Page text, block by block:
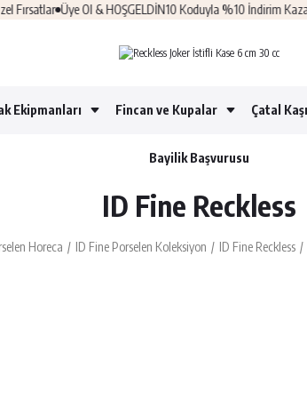
Üye Ol & HOŞGELDİN10 Koduyla %10 İndirim Kazan
Ekipmanları Fincan ve Kupalar Çatal
Bayilik Başvurusu
ID Fine Reckless
Horeca ID Fine Porselen Koleksiyon ID Fine Reckless